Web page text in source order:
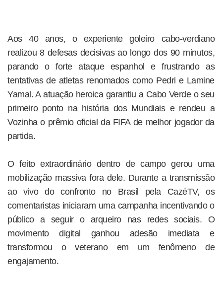
Aos 40 anos, o experiente goleiro cabo-verdiano
realizou 8 defesas decisivas ao longo dos 90 minutos,
parando o forte ataque espanhol e frustrando as
tentativas de atletas renomados como Pedri e Lamine
Yamal. A atuação heroica garantiu a Cabo Verde o seu
primeiro ponto na história dos Mundiais e rendeu a
Vozinha o prêmio oficial da FIFA de melhor jogador da
partida.
O feito extraordinário dentro de campo gerou uma
mobilização massiva fora dele. Durante a transmissão
ao vivo do confronto no Brasil pela CazéTV, os
comentaristas iniciaram uma campanha incentivando o
público a seguir o arqueiro nas redes sociais. O
movimento digital ganhou adesão imediata e
transformou o veterano em um fenômeno de
engajamento.